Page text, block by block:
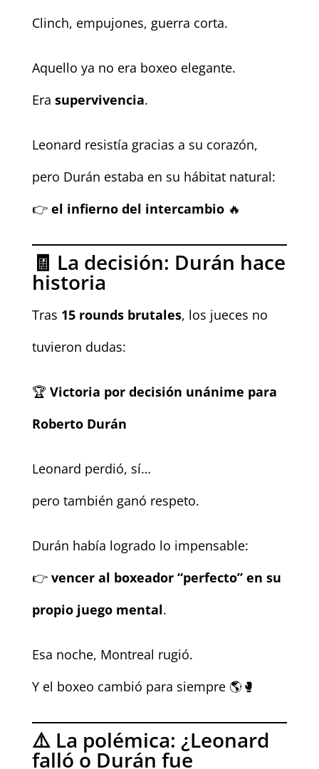
Clinch, empujones, guerra corta.
Aquello ya no era boxeo elegante.
Era supervivencia.
Leonard resistía gracias a su corazón,
pero Durán estaba en su hábitat natural:
👉 el infierno del intercambio🔥
🧾 La decisión: Durán hace
historia
Tras 15 rounds brutales, los jueces no
tuvieron dudas:
🏆 Victoria por decisión unánime para
Roberto Durán
Leonard perdió, sí…
pero también ganó respeto.
Durán había logrado lo impensable:
👉 vencer al boxeador “perfecto” en su
propio juego mental.
Esa noche, Montreal rugió.
Y el boxeo cambió para siempre 🌎🥊
⚠️ La polémica: ¿Leonard
falló o Durán fue